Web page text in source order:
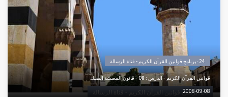
٠24برنامج قوانين القرآن الكريم - قناة الرسالة
٠24برنامج قوانين القرآن الكريم - قناة الرسالة
قوانين القرآن الكريم - الدرس : 08 - قانون المعيشة الضنك
2008-09-08